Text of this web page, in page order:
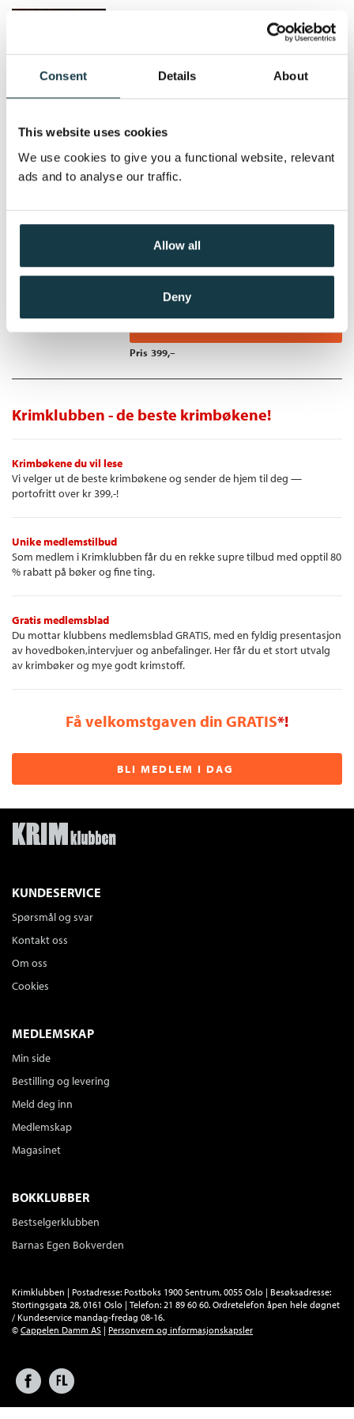
Consent Details About
This website uses cookies
We use cookies to give you a functional website, relevant
ads and to analyse our traffic.
Allow all
Deny
Mary Higgins Clark
Nedlastbar lydbok
Deilig er jorden, merkverdig
er Guds himmel
Mary Higgins Clark
Pris 399,–
Krimklubben - de beste krimbøkene!
Krimbøkene du vil lese
Vi velger ut de beste krimbøkene og sender de hjem til deg —
portofritt over kr 399,-!
Unike medlemstilbud
Som medlem i Krimklubben får du en rekke supre tilbud med opptil 80
% rabatt på bøker og fine ting.
Gratis medlemsblad
Du mottar klubbens medlemsblad GRATIS, med en fyldig presentasjon
av hovedboken,intervjuer og anbefalinger. Her får du et stort utvalg
av krimbøker og mye godt krimstoff.
Få velkomstgaven din GRATIS*!
BLI MEDLEM I DAG
KUNDESERVICE
Spørsmål og svar
Kontakt oss
Om oss
Cookies
MEDLEMSKAP
Min side
Bestilling og levering
Meld deg inn
Medlemskap
Magasinet
BOKKLUBBER
Bestselgerklubben
Barnas Egen Bokverden
Krimklubben | Postadresse: Postboks 1900 Sentrum, 0055 Oslo | Besøksadresse:
Stortingsgata 28, 0161 Oslo | Telefon: 21 89 60 60. Ordretelefon åpen hele døgnet
/ Kundeservice mandag-fredag 08-16.
© Cappelen Damm AS | Personvern og informasjonskapsler
Facebook